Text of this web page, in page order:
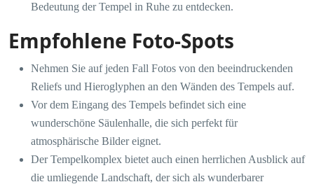
Bedeutung der Tempel in Ruhe zu entdecken.
Empfohlene Foto-Spots
Nehmen Sie auf jeden Fall Fotos von den beeindruckenden
Reliefs und Hieroglyphen an den Wänden des Tempels auf.
Vor dem Eingang des Tempels befindet sich eine
wunderschöne Säulenhalle, die sich perfekt für
atmosphärische Bilder eignet.
Der Tempelkomplex bietet auch einen herrlichen Ausblick auf
die umliegende Landschaft, der sich als wunderbarer